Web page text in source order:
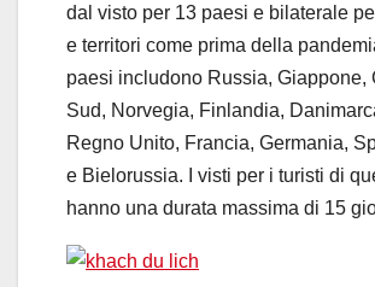
dal visto per 13 paesi e bilaterale
e territori come prima della
paesi includono Russia, Giappone,
Sud, Norvegia, Finlandia,
Regno Unito, Francia, Germania,
e Bielorussia. I visti per i turisti di
hanno una durata massima di 15